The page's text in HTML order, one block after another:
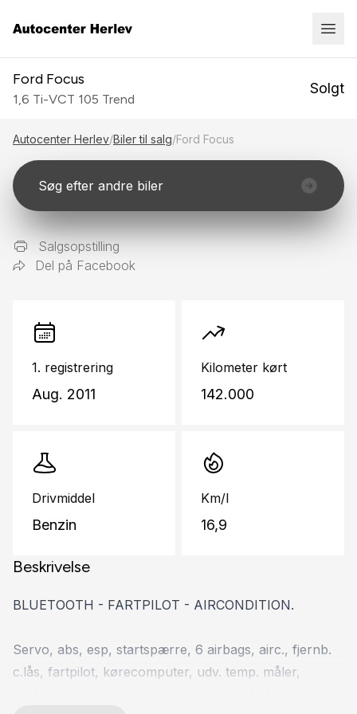
Ford Focus
1,6 Ti-VCT 105 Trend
Solgt
Autocenter Herlev/Biler til salg/Ford Focus
Søg efter andre biler
Salgsopstilling
Del på Facebook
1. registrering
Aug. 2011
Kilometer kørt
142.000
Drivmiddel
Benzin
Km/l
16,9
Beskrivelse
BLUETOOTH - FARTPILOT - AIRCONDITION.
Servo, abs, esp, startspærre, 6 airbags, airc., fjernb.
c.lås, fartpilot, kørecomputer, udv. temp. måler,